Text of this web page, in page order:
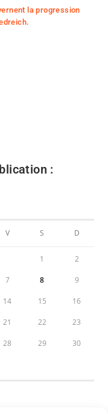
la progression
:
V S D
1 2
7 8 9
14 15 16
21 22 23
28 29 30